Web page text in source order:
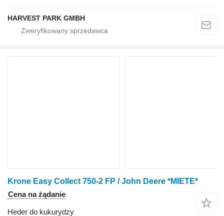
HARVEST PARK GMBH
Krone Easy Collect 750-2 FP / John Deere *MIETE*
Cena na żądanie
Heder do kukurydzy